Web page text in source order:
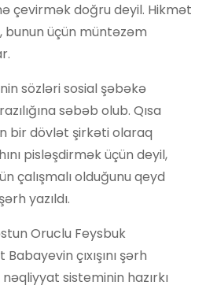
çevirmək doğru deyil. Hikmət
bunun üçün müntəzəm
sözləri sosial şəbəkə
səbəb olub. Qısa
bir dövlət şirkəti olaraq
pisləşdirmək üçün deyil,
çalışmalı olduğunu qeyd
yazıldı.
Oruclu Feysbuk
çıxışını şərh
sisteminin hazırkı